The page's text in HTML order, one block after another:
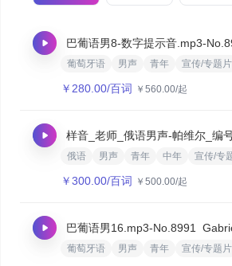
巴葡语男8-数字提示音.mp3-
葡萄牙语 男声 青年 宣传/专题片
￥ 280.00/百词 ￥ 560.00/起
样音_老师_俄语男声-帕维尔_编
俄语 男声 青年 中年 宣传/专
￥300.00/百词 ￥ 500.00/起
巴葡语男16.mp3-No.8991
葡萄牙语 男声 青年 宣传/专题片